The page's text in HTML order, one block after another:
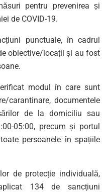
pentru prevenirea și
de COVID-19.
punctuale, în cadrul
obiective/locații și au fost
modul în care sunt
carantinare, documentele
de la domiciliu sau
05:00, precum și portul
persoanele în spațiile
de protecție individuală,
134 de sancțiuni